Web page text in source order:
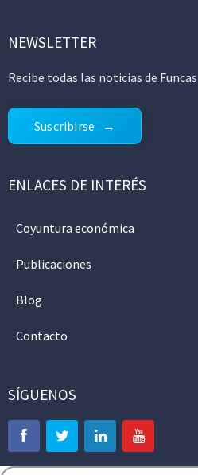
NEWSLETTER
Recibe todas las noticias de Funcas
Suscribirse
ENLACES DE INTERÉS
Coyuntura económica
Publicaciones
Blog
Contacto
SÍGUENOS